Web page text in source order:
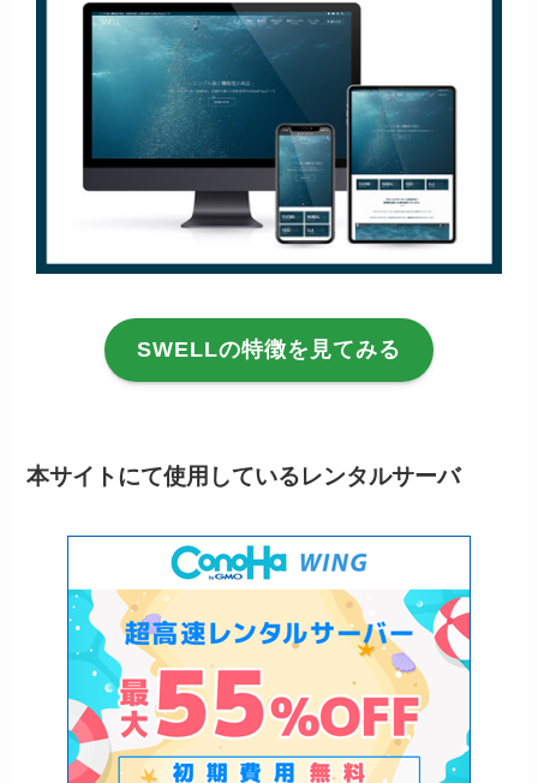
SWELLの特徴を見てみる
本サイトにて使用しているレンタルサーバ